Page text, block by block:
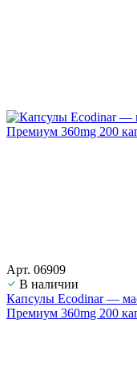
Арт. 06909
В наличии
Капсулы Ecodinar —
Премиум 360mg 200